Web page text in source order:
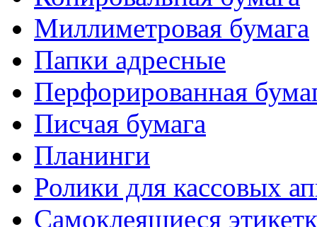
Миллиметровая бумага
Папки адресные
Перфорированная
Писчая бумага
Планинги
Ролики для кассовых
Самоклеящиеся